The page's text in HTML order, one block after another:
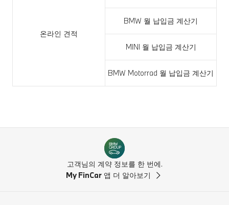
온라인 견적
BMW 월 납입금 계산기
MINI 월 납입금 계산기
BMW Motorrad 월 납입금 계산기
고객님의 계약 정보를 한 번에.
My FinCar 앱 더 알아보기